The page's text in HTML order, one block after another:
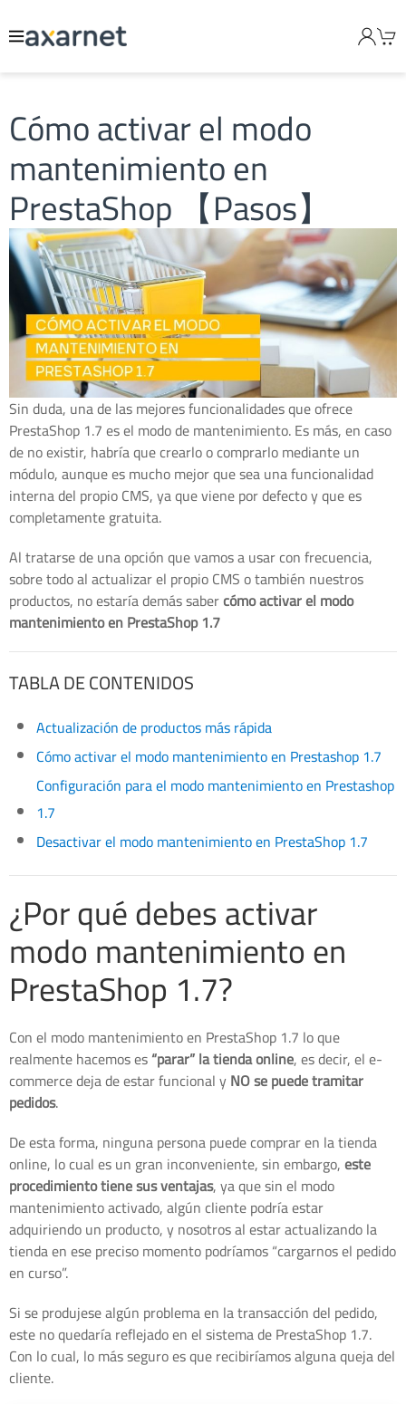
Cómo activar el modo
mantenimiento en
PrestaShop 【Pasos】
Sin duda, una de las mejores funcionalidades que ofrece
PrestaShop 1.7 es el modo de mantenimiento. Es más, en caso
de no existir, habría que crearlo o comprarlo mediante un
módulo, aunque es mucho mejor que sea una funcionalidad
interna del propio CMS, ya que viene por defecto y que es
completamente gratuita.
Al tratarse de una opción que vamos a usar con frecuencia,
sobre todo al actualizar el propio CMS o también nuestros
productos, no estaría demás sabercómo activar el modo
mantenimiento en PrestaShop 1.7
TABLA DE CONTENIDOS
Actualización de productos más rápida
Cómo activar el modo mantenimiento en Prestashop 1.7
Configuración para el modo mantenimiento en Prestashop
1.7
Desactivar el modo mantenimiento en PrestaShop 1.7
¿Por qué debes activar
modo mantenimiento en
PrestaShop 1.7?
Con el modo mantenimiento en PrestaShop 1.7 lo que
realmente hacemos es“parar” la tienda online, es decir, el e-
commerce deja de estar funcional yNO se puede tramitar
pedidos.
De esta forma, ninguna persona puede comprar en la tienda
online, lo cual es un gran inconveniente, sin embargo,este
procedimiento tiene sus ventajas, ya que sin el modo
mantenimiento activado, algún cliente podría estar
adquiriendo un producto, y nosotros al estar actualizando la
tienda en ese preciso momento podríamos “cargarnos el pedido
en curso”.
Si se produjese algún problema en la transacción del pedido,
este no quedaría reflejado en el sistema de PrestaShop 1.7.
Con lo cual, lo más seguro es que recibiríamos alguna queja del
cliente.